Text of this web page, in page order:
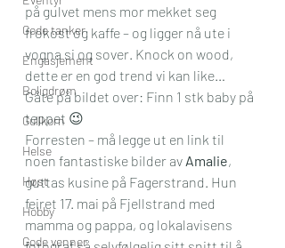
Gode tanker
Engasjement
Boligdrøm
Gullkorn
Helse
Høst
Hobby
Gode venner
på gulvet mens mor mekket seg
frokost og kaffe – og ligger nå ute i
vogna si og sover. Knock on wood,
dette er en god trend vi kan like…
Gåte på bildet over: Finn 1 stk baby på
teppet 😉
Forresten – må legge ut en link til
noen fantastiske bilder av Amalie,
guttas kusine på Fagerstrand. Hun
feiret 17. mai på Fjellstrand med
mamma og pappa, og lokalavisens